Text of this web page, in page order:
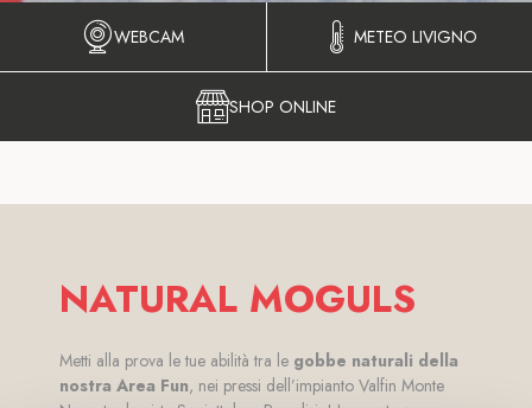
WEBCAM METEO LIVIGNO
SHOP ONLINE
NATURAL MOGULS
Metti alla prova le tue abilità tra le gobbe naturali della
nostra Area Fun, nei pressi dell’impianto Valfin Monte